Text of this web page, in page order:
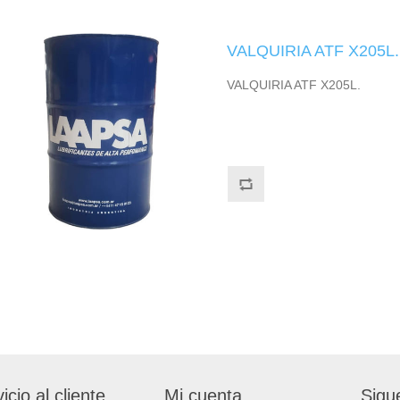
VALQUIRIA ATF X205L.
VALQUIRIA ATF X205L.
al cliente Mi cuenta